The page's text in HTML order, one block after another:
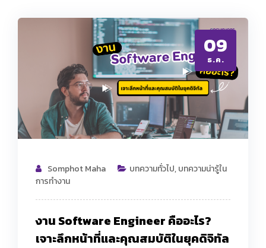
09
ธ.ค.
Somphot Maha บทความทั่วไป,บทความน่ารู้ใน
การทำงาน
งาน Software Engineer คืออะไร?
เจาะลึกหน้าที่และคุณสมบัติในยุคดิจิทัล